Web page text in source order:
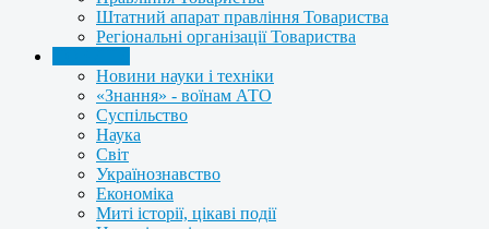
Штатний апарат правління Товариства
Регіональні організації Товариства
Новини науки і техніки
«Знання» - воїнам АТО
Суспільство
Наука
Світ
Українознавство
Економіка
Миті історії, цікаві події